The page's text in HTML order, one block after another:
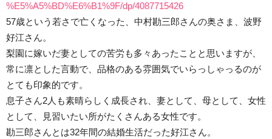
%E5%A5%BD%E6%B1%9F/dp/4087715426
57歳という若さで亡くなった、中村勘三郎さんの奥さま、波野
好江さん。
梨園に嫁いだ妻としての苦労も多々あったことと思いますが、
常に凛とした言動で、品格のある雰囲気でいらっしゃっるのが
とても印象的です。
息子さん2人も素晴らしく成長され、妻として、母として、女性
として、見習いたい所がたくさんある女性です。
勘三郎さんとは32年間の結婚生活だった好江さん。